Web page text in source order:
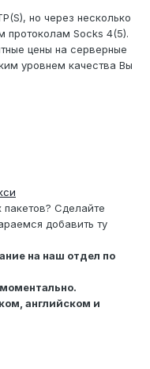
но через несколько
протоколам Socks 4(5).
цены на серверные
уровнем качества Вы
Сделайте
добавить ту
на наш отдел по
английском и